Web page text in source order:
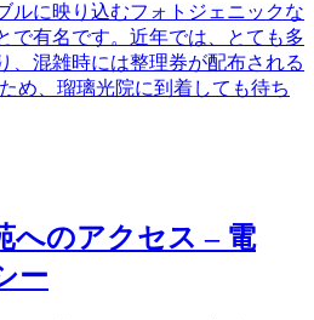
ルに映り込むフォトジェニックな
で有名です。近年では、とても多
、混雑時には整理券が配布される
め、瑠璃光院に到着しても待ち
へのアクセス – 電
ー